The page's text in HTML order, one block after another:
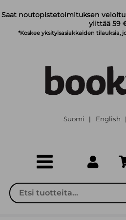
Saat noutopistetoimituksen
ylittää 59
*Koskee yksityisasiakkaiden tilauksia,
Suomi | English |